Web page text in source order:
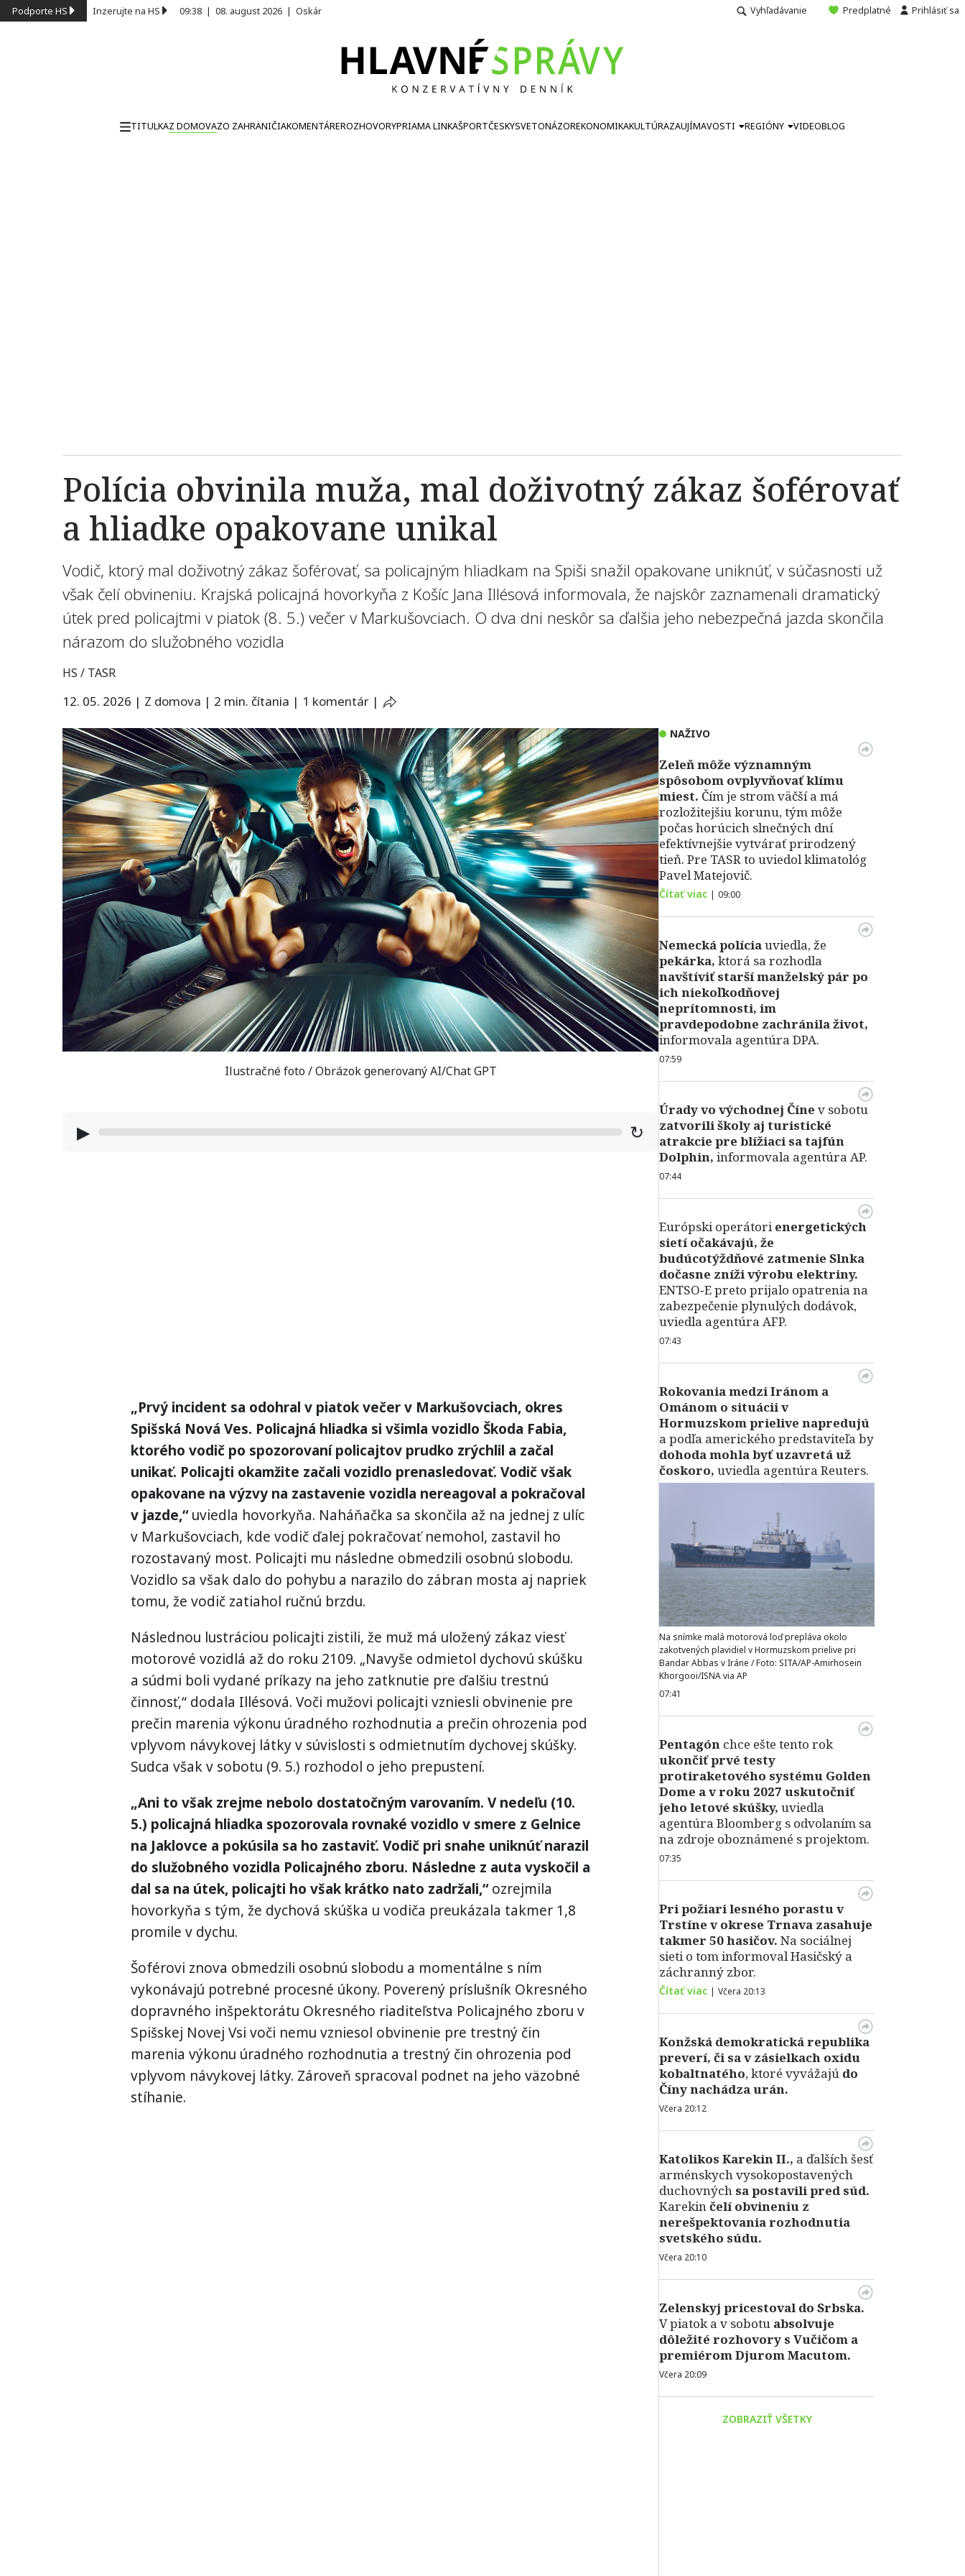
Podporte HS Inzerujte na HS 09:38 | 08. august 2026 | Oskár Vyhľadávanie Predplatné Prihlásiť sa
TITULKAZ DOMOVAZO ZAHRANIČIAKOMENTÁREROZHOVORYPRIAMA LINKAŠPORTČESKYSVETONÁZOREKONOMIKAKULTÚRAZAUJÍMAVOSTI REGIÓNY VIDEOBLOG
Polícia obvinila muža, mal doživotný zákaz šoférovať
a hliadke opakovane unikal
Vodič, ktorý mal doživotný zákaz šoférovať, sa policajným hliadkam na Spiši snažil opakovane uniknúť, v súčasnosti už
však čelí obvineniu. Krajská policajná hovorkyňa z Košíc Jana Illésová informovala, že najskôr zaznamenali dramatický
útek pred policajtmi v piatok (8. 5.) večer v Markušovciach. O dva dni neskôr sa ďalšia jeho nebezpečná jazda skončila
nárazom do služobného vozidla
HS / TASR
12. 05. 2026 | Z domova | 2 min. čítania | 1 komentár |
Ilustračné foto / Obrázok generovaný AI/Chat GPT
▶ ↻
„Prvý incident sa odohral v piatok večer v Markušovciach, okres
Spišská Nová Ves. Policajná hliadka si všimla vozidlo Škoda Fabia,
ktorého vodič po spozorovaní policajtov prudko zrýchlil a začal
unikať. Policajti okamžite začali vozidlo prenasledovať. Vodič však
opakovane na výzvy na zastavenie vozidla nereagoval a pokračoval
v jazde,“uviedla hovorkyňa. Naháňačka sa skončila až na jednej z ulíc
v Markušovciach, kde vodič ďalej pokračovať nemohol, zastavil ho
rozostavaný most. Policajti mu následne obmedzili osobnú slobodu.
Vozidlo sa však dalo do pohybu a narazilo do zábran mosta aj napriek
tomu, že vodič zatiahol ručnú brzdu.
Následnou lustráciou policajti zistili, že muž má uložený zákaz viesť
motorové vozidlá až do roku 2109. „Navyše odmietol dychovú skúšku
a súdmi boli vydané príkazy na jeho zatknutie pre ďalšiu trestnú
činnosť,“ dodala Illésová. Voči mužovi policajti vzniesli obvinenie pre
prečin marenia výkonu úradného rozhodnutia a prečin ohrozenia pod
vplyvom návykovej látky v súvislosti s odmietnutím dychovej skúšky.
Sudca však v sobotu (9. 5.) rozhodol o jeho prepustení.
„Ani to však zrejme nebolo dostatočným varovaním. V nedeľu (10.
5.) policajná hliadka spozorovala rovnaké vozidlo v smere z Gelnice
na Jaklovce a pokúsila sa ho zastaviť. Vodič pri snahe uniknúť narazil
do služobného vozidla Policajného zboru. Následne z auta vyskočil a
dal sa na útek, policajti ho však krátko nato zadržali,“ozrejmila
hovorkyňa s tým, že dychová skúška u vodiča preukázala takmer 1,8
promile v dychu.
Šoférovi znova obmedzili osobnú slobodu a momentálne s ním
vykonávajú potrebné procesné úkony. Poverený príslušník Okresného
dopravného inšpektorátu Okresného riaditeľstva Policajného zboru v
Spišskej Novej Vsi voči nemu vzniesol obvinenie pre trestný čin
marenia výkonu úradného rozhodnutia a trestný čin ohrozenia pod
vplyvom návykovej látky. Zároveň spracoval podnet na jeho väzobné
stíhanie.
NAŽIVO
Zeleň môže významným
spôsobom ovplyvňovať klímu
miest. Čím je strom väčší a má
rozložitejšiu korunu, tým môže
počas horúcich slnečných dní
efektívnejšie vytvárať prirodzený
tieň. Pre TASR to uviedol klimatológ
Pavel Matejovič.
Čítať viac | 09:00
Nemecká políciauviedla, že
pekárka, ktorá sa rozhodla
navštíviť starší manželský pár po
ich niekoľkodňovej
neprítomnosti, im
pravdepodobne zachránila život,
informovala agentúra DPA.
07:59
Úrady vo východnej Číne v sobotu
zatvorili školy aj turistické
atrakcie pre blížiaci sa tajfún
Dolphin, informovala agentúra AP.
07:44
Európski operátorienergetických
sietí očakávajú, že
budúcotýždňové zatmenie Slnka
dočasne zníži výrobu elektriny.
ENTSO‑E preto prijalo opatrenia na
zabezpečenie plynulých dodávok,
uviedla agentúra AFP.
07:43
Rokovania medzi Iránom a
Ománom o situácii v
Hormuzskom prielive napredujú
a podľa amerického predstaviteľa by
dohoda mohla byť uzavretá už
čoskoro, uviedla agentúra Reuters.
Na snímke malá motorová loď prepláva okolo
zakotvených plavidiel v Hormuzskom prielive pri
Bandar Abbas v Iráne / Foto: SITA/AP-Amirhosein
Khorgooi/ISNA via AP
07:41
Pentagón chce ešte tento rok
ukončiť prvé testy
protiraketového systému Golden
Dome a v roku 2027 uskutočniť
jeho letové skúšky, uviedla
agentúra Bloomberg s odvolaním sa
na zdroje oboznámené s projektom.
07:35
Pri požiari lesného porastu v
Trstíne v okrese Trnava zasahuje
takmer 50 hasičov. Na sociálnej
sieti o tom informoval Hasičský a
záchranný zbor.
Čítať viac | Včera 20:13
Konžská demokratická republika
preverí, či sa v zásielkach oxidu
kobaltnatého, ktoré vyvážajú do
Číny nachádza urán.
Včera 20:12
Katolikos Karekin II., a ďalších šesť
arménskych vysokopostavených
duchovných sa postavili pred súd.
Karekinčelí obvineniu z
nerešpektovania rozhodnutia
svetského súdu.
Včera 20:10
Zelenskyj pricestoval do Srbska.
V piatok a v sobotu absolvuje
dôležité rozhovory s Vučičom a
premiérom Djurom Macutom.
Včera 20:09
ZOBRAZIŤ VŠETKY